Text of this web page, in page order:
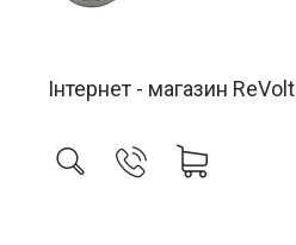
Інтернет - магазин ReVolt